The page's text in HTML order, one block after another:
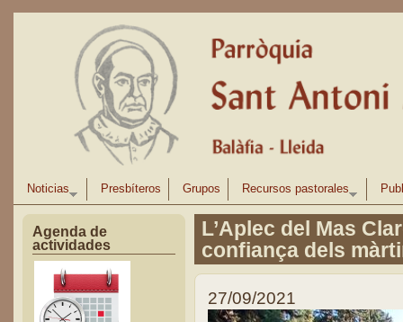
Pasar al contenido principal
Noticias Presbíteros Grupos Recursos pastorales
Agenda de
actividades
L’Aplec del Mas
confiança dels
27/09/2021